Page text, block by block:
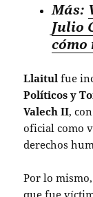
Más:
Julio
Llaitul fue
Políticos y
Valech II,
oficial como
derechos
Por lo
que fue